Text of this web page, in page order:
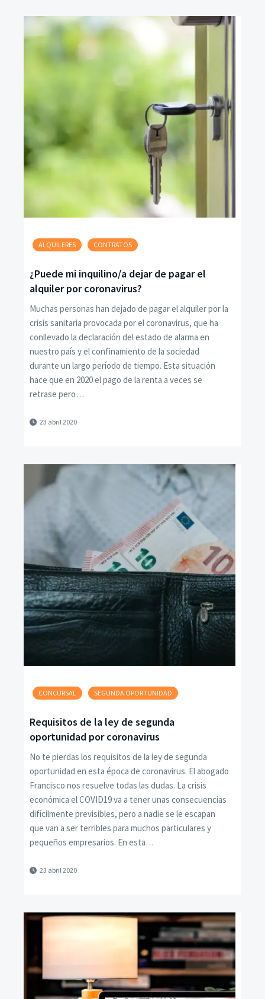
ALQUILERES CONTRATOS
¿Puede mi inquilino/a dejar de pagar el
alquiler por coronavirus?
Muchas personas han dejado de pagar el alquiler por la
crisis sanitaria provocada por el coronavirus, que ha
conllevado la declaración del estado de alarma en
nuestro país y el confinamiento de la sociedad
durante un largo período de tiempo. Esta situación
hace que en 2020 el pago de la renta a veces se
retrase pero…
23 abril 2020
CONCURSAL SEGUNDA OPORTUNIDAD
Requisitos de la ley de segunda
oportunidad por coronavirus
No te pierdas los requisitos de la ley de segunda
oportunidad en esta época de coronavirus. El abogado
Francisco nos resuelve todas las dudas. La crisis
económica el COVID19 va a tener unas consecuencias
difícilmente previsibles, pero a nadie se le escapan
que van a ser terribles para muchos particulares y
pequeños empresarios. En esta…
23 abril 2020